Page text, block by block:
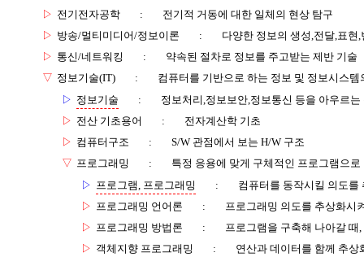
▷ 전기전자공학 :
전기적 거동에 대한 일체의 현상 탐구
▷ 방송/멀티미디어/정보이론 :
다양한 정보의 생성,전달,표현
▷ 통신/네트워킹 :
약속된 절차로 정보를 주고받는 제반 기술
▽ 정보기술(IT) :
컴퓨터를 기반으로 하는 정보 및 정보시스템
▷ 정보기술 :
정보처리,정보보안,정보통신 등을 아우르는
▷ 전산 기초용어 :
전자계산학 기초
▷ 컴퓨터구조 :
S/W 관점에서 보는 H/W 구조
▽ 프로그래밍 :
특정 응용에 맞게 구체적인 프로그램으로
▷ 프로그램, 프로그래밍 :
컴퓨터를 동작시킬 의도를
▷ 프로그래밍 언어론 :
프로그래밍 의도를 추상화시
▷ 프로그래밍 방법론 :
프로그램을 구축해 나아갈
▷ 객체지향 프로그래밍 :
연산과 데이터를 함께 추